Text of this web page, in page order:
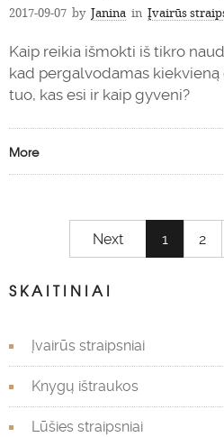
2017-09-07 by Janina in Įvairūs
Kaip reikia išmokti iš tikro
kad pergalvodamas
tuo, kas esi ir kaip gyveni?
More
Next 1 2
SKAITINIAI
Įvairūs straipsniai
Knygų ištraukos
Lūšies straipsniai